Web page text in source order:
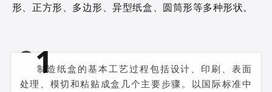
形、正方形、多边形、异型纸盒、圆筒形等多种形状。
01
制造纸盒的基本工艺过程包括设计、印刷、表面
处理、模切和粘贴成盒几个主要步骤。以国际标准中